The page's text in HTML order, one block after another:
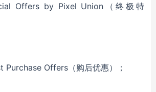
Offers by Pixel Union（终极特
Offers（购后优惠）；